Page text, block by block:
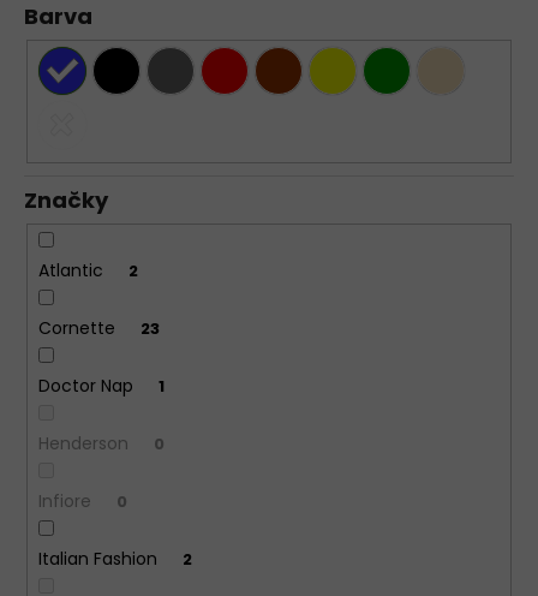
Barva
Značky
Atlantic 2
Cornette 23
Doctor Nap 1
Henderson 0
Infiore 0
Italian Fashion 2